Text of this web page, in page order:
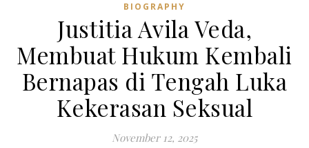
BIOGRAPHY
Justitia Avila Veda,
Membuat Hukum Kembali
Bernapas di Tengah Luka
Kekerasan Seksual
November 12, 2025